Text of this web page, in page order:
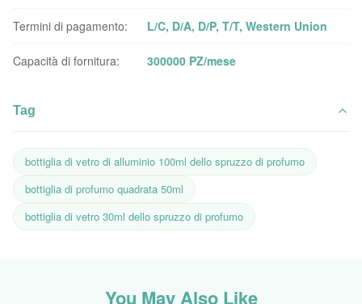
Termini di pagamento: L/C, D/A, D/P, T/T, Western Union
Capacità di fornitura: 300000 PZ/mese
Tag
bottiglia di vetro di alluminio 100ml dello spruzzo di profumo
bottiglia di profumo quadrata 50ml
bottiglia di vetro 30ml dello spruzzo di profumo
You May Also Like